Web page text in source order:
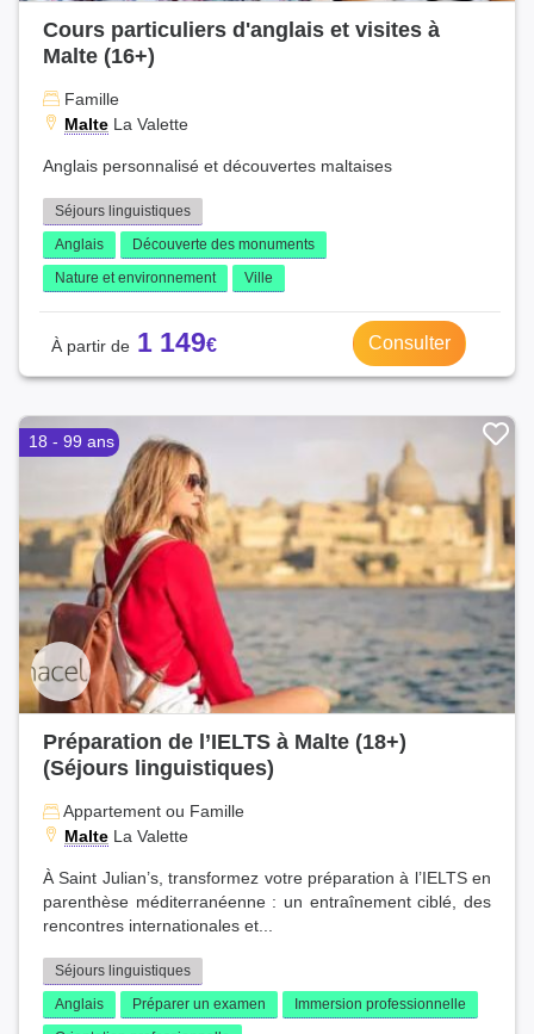
Cours particuliers d'anglais et visites à
Malte (16+)
Famille
Malte La Valette
Anglais personnalisé et découvertes maltaises
Séjours linguistiques
Anglais
Découverte des monuments
Nature et environnement
Ville
1 149 Consulter
18 - 99 ans
Préparation de l’IELTS à Malte (18+)
(Séjours linguistiques)
Appartement ou Famille
Malte La Valette
À Saint Julian’s, transformez votre préparation à l’IELTS en
parenthèse méditerranéenne : un entraînement ciblé, des
rencontres internationales et...
Séjours linguistiques
Anglais
Préparer un examen
Immersion professionnelle